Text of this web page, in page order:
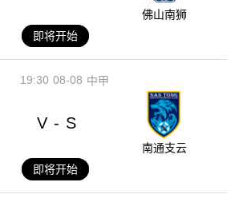
佛山南狮
即将开始
08-08
19:30 中甲
V - S
南通支云
即将开始